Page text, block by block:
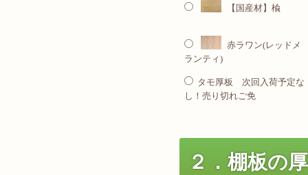
【国産材】楡
赤ラワン(レッドメ
ランティ)
タモ厚板 次回入荷予定な
し！売り切れご免
２．棚板の